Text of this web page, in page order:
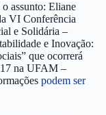
o assunto: Eliane
VI Conferência
e Solidária –
e Inovação:
que ocorrerá
na UFAM –
podem ser